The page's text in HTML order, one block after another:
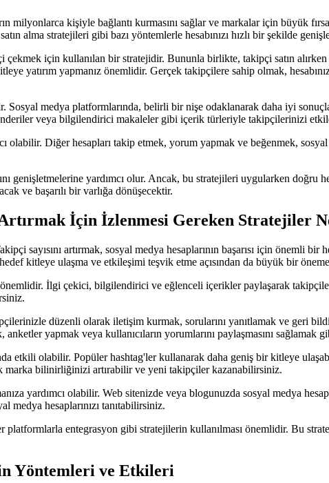
kişiyle bağlantı kurmasını sağlar ve markalar için büyük
alma stratejileri gibi bazı yöntemlerle hesabınızı hızlı bir şekilde
çekmek için kullanılan bir stratejidir. Bununla birlikte, takipçi satın
yatırım yapmanız önemlidir. Gerçek takipçilere sahip olmak,
medya platformlarında, belirli bir nişe odaklanarak daha iyi
veya bilgilendirici makaleler gibi içerik türleriyle takipçilerinizi
olabilir. Diğer hesapları takip etmek, yorum yapmak ve beğenmek,
genişletmelerine yardımcı olur. Ancak, bu stratejileri uygularken
ve başarılı bir varlığa dönüşecektir.
Artırmak İçin İzlenmesi Gereken Stratejiler
sayısını artırmak, sosyal medya hesaplarının başarısı için önemli
kitleye ulaşma ve etkileşimi teşvik etme açısından da büyük bir
İlgi çekici, bilgilendirici ve eğlenceli içerikler paylaşarak
düzenli olarak iletişim kurmak, sorularını yanıtlamak ve geri
yapmak veya kullanıcıların yorumlarını paylaşmasını sağlamak
etkili olabilir. Popüler hashtag'ler kullanarak daha geniş bir kitleye
bilinirliğinizi artırabilir ve yeni takipçiler kazanabilirsiniz.
yardımcı olabilir. Web sitenizde veya blogunuzda sosyal medya
medya hesaplarınızı tanıtabilirsiniz.
entegrasyon gibi stratejilerin kullanılması önemlidir. Bu
Yöntemleri ve Etkileri